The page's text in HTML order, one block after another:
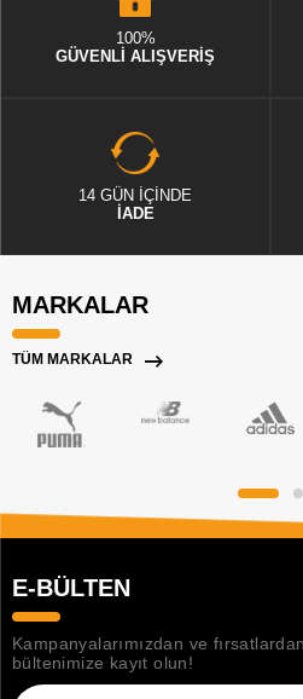
100%
GÜVENLİ ALIŞVERİŞ
14 GÜN İÇİNDE
İADE
MARKALAR
TÜM MARKALAR
E-BÜLTEN
Kampanyalarımızdan ve
bültenimize kayıt olun!